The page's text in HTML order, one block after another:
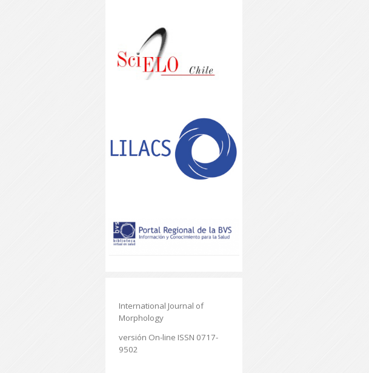
International Journal of
Morphology
versión On-line ISSN 0717-
9502